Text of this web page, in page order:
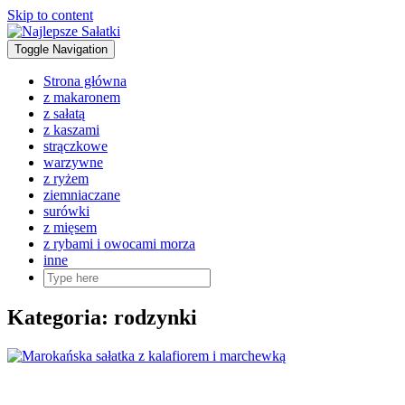
Skip to content
Toggle Navigation
Strona główna
z makaronem
z sałatą
z kaszami
strączkowe
warzywne
z ryżem
ziemniaczane
surówki
z mięsem
z rybami i owocami morza
inne
Kategoria: rodzynki